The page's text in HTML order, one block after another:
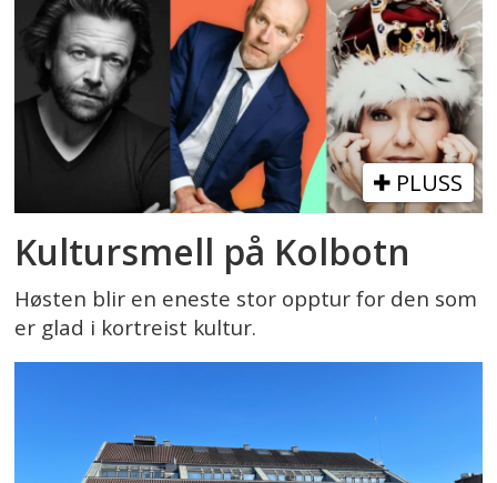
PLUSS
Kultursmell på Kolbotn
Høsten blir en eneste stor opptur for den som
er glad i kortreist kultur.